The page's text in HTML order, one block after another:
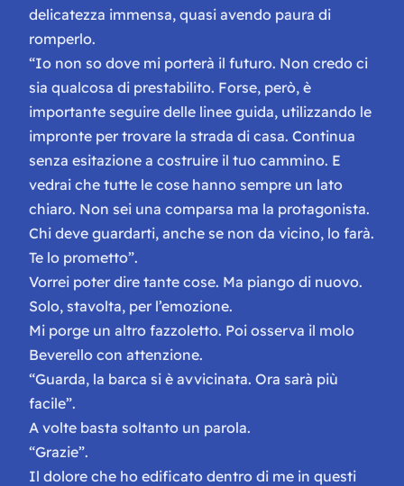
delicatezza immensa, quasi avendo paura di
romperlo.
“Io non so dove mi porterà il futuro. Non credo ci
sia qualcosa di prestabilito. Forse, però, è
importante seguire delle linee guida, utilizzando le
impronte per trovare la strada di casa. Continua
senza esitazione a costruire il tuo cammino. E
vedrai che tutte le cose hanno sempre un lato
chiaro. Non sei una comparsa ma la protagonista.
Chi deve guardarti, anche se non da vicino, lo farà.
Te lo prometto”.
Vorrei poter dire tante cose. Ma piango di nuovo.
Solo, stavolta, per l’emozione.
Mi porge un altro fazzoletto. Poi osserva il molo
Beverello con attenzione.
“Guarda, la barca si è avvicinata. Ora sarà più
facile”.
A volte basta soltanto un parola.
“Grazie”.
Il dolore che ho edificato dentro di me in questi